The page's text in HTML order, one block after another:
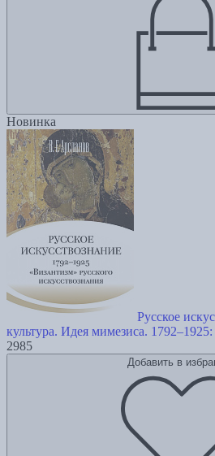
Новинка
Русское
культура. Идея мимезиса. 1792–1925:
2985
Добавить в